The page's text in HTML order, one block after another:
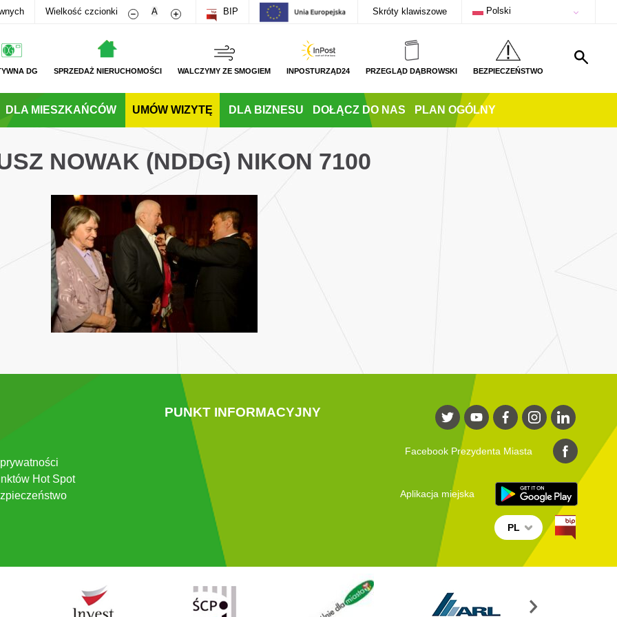
Wielkość czcionki Zmniejsz rozmiar czcionki
A Zwiększ rozmiar czcionki
BIP Skróty klawiszowe Polski
DG SPRZEDAŻ NIERUCHOMOŚCI WALCZYMY ZE SMOGIEM INPOSTURZĄD24 PRZEGLĄD DĄBROWSKI BEZPIECZEŃSTWO
DLA MIESZKAŃCÓW UMÓW WIZYTĘ DLA BIZNESU DOŁĄCZ DO NAS PLAN OGÓLNY
NOWAK (NDDG) NIKON 7100
Hot Spot
PUNKT INFORMACYJNY
Facebook Prezydenta Miasta
Aplikacja miejska
PL